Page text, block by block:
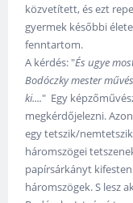
közvetített, és ezt
gyermek későbbi
fenntartom.
A kérdés: "És ugye
Bodóczky mester
ki...." Egy
megkérdőjelezni.
egy tetszik/
háromszögei
papírsárkányt
háromszögek. S lesz